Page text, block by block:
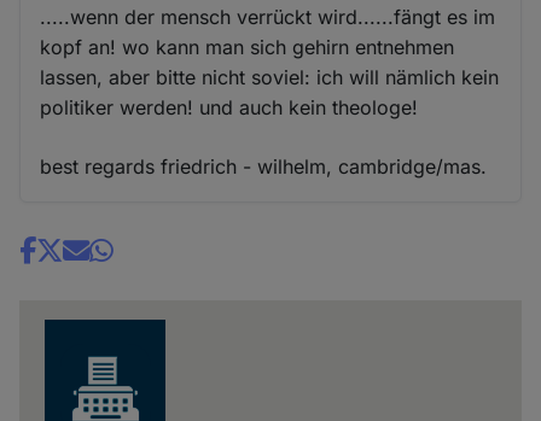
.....wenn der mensch verrückt wird......fängt es im
kopf an! wo kann man sich gehirn entnehmen
lassen, aber bitte nicht soviel: ich will nämlich kein
politiker werden! und auch kein theologe!
best regards friedrich - wilhelm, cambridge/mas.
Share